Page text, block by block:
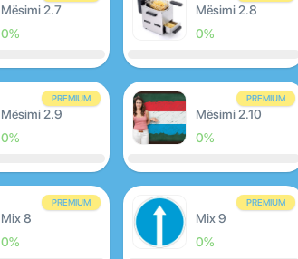
Mësimi 2.7
0%
Mësimi 2.8
0%
PREMIUM
Mësimi 2.9
0%
PREMIUM
Mësimi 2.10
0%
PREMIUM
Mix 8
0%
PREMIUM
Mix 9
0%